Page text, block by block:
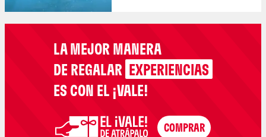
LA MEJOR MANERA
DE REGALAR EXPERIENCIAS
ES CON EL ¡VALE!